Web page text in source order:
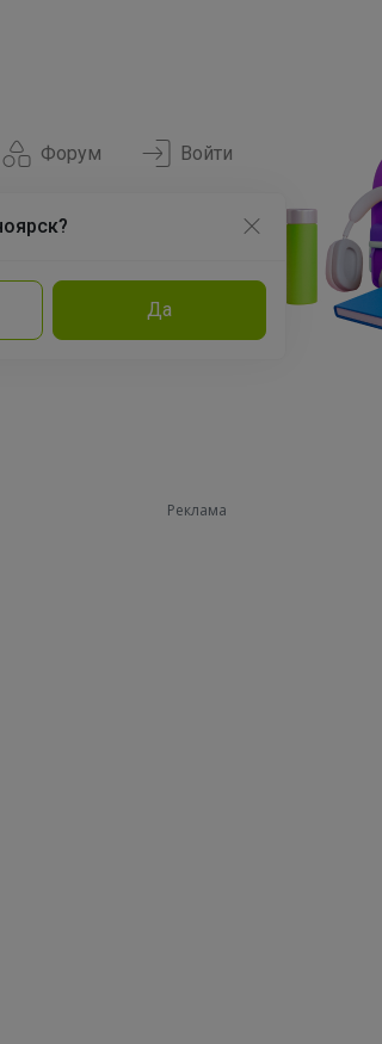
Форум
Да
Войти
Эксперты
Реклама